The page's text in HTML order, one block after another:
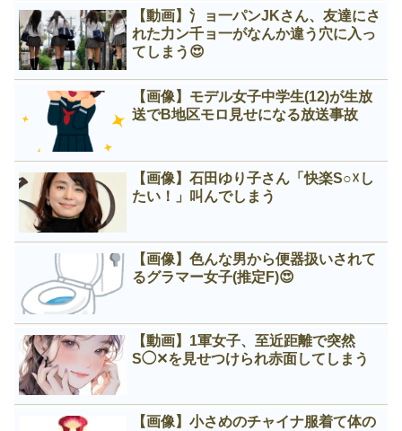
【動画】氵ョ一パンJKさん、友達にさ
れた力ン千ョ一がなんか違う穴に入っ
てしまう😍
【画像】モデル女子中学生(12)が生放
送でB地区モロ見せになる放送事故
【画像】石田ゆり子さん「快楽S○☓し
たい！」叫んでしまう
【画像】色んな男から便器扱いされて
るグラマー女子(推定F)😍
【動画】1軍女子、至近距離で突然
S◯✕を見せつけられ赤面してしまう
【画像】小さめのチャイナ服着て体の